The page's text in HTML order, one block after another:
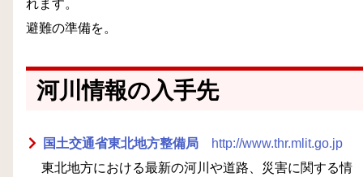
れます。
避難の準備を。
河川情報の入手先
国土交通省東北地方整備局 http://www.thr.mlit.go.jp
東北地方における最新の河川や道路、災害に関する情